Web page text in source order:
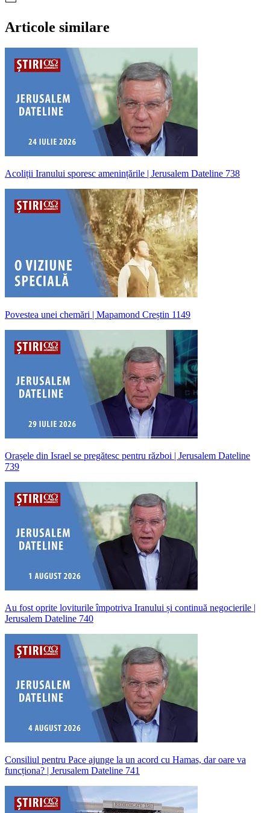
Articole similare
Acoliții Iranului sporesc amenințările | Jerusalem Dateline 738
Povestea unei chemări | Mapamond Creștin 1149
Orașele din Israel se pregătesc pentru război | Jerusalem Dateline
739
Au fost oprite loviturile împotriva Iranului și continuă negocierile |
Jerusalem Dateline 740
Consiliul pentru Pace ajunge la un acord cu Hamas, dar oare va
funcționa? | Jerusalem Dateline 741